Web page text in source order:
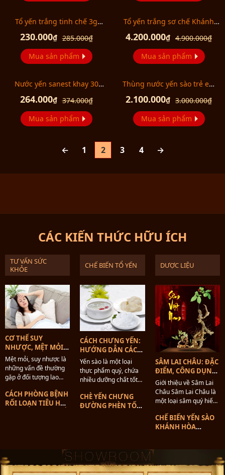
Tổ yến trắng tinh chế 3g
285.000₫
230.000₫
Mua sản phẩm
Tổ yến trắng sơ chế Khánh
4.900.000₫
4.200.000₫
Mua sản phẩm
Nước yến sanest khay 30
374.000₫
264.000₫
Mua sản phẩm
Thùng nước yến sào trẻ em
3.000.000₫
2.100.000₫
Mua sản phẩm
← 1 2 3 4 →
CÁC KIẾN THỨC HỮU ÍCH
TƯ VẤN SỨC
KHỎE
CƠ THỂ SUY
NHƯỢC, MỆT MỎI
NÊN ĂN GÌ PHỤC
HỒI NHANH
CHÓNG
Mệt mỏi, suy nhược là
những vấn đề thường
gặp ở đối tượng lao
mức, một số khác do
bệnh lý và tác nhân
CÁCH PHÒNG BỆNH
RỐI LOẠN TIÊU HÓA
CHẾ BIẾN TỔ YẾN
CÁCH CHƯNG YẾN:
HƯỚNG DẪN CÁCH
CHƯNG KHÔNG BỊ
MẤT CHẤT
Yến sào là một loại
thực phẩm quý, chứa
nhiều dưỡng chất tốt
nhiên, cách chế biến
yến cũng rất quan
CHÈ YẾN CHƯNG
ĐƯỜNG PHÈN TỐT
DƯỢC LIỆU
SÂM LAI CHÂU: ĐẶC
ĐIỂM, CÔNG DỤNG,
ĐỊA CHỈ MUA
Giới thiệu về Sâm Lai
Châu Sâm Lai Châu là
một loại sâm quý hiếm
Lai Châu, Việt Nam.
Đây là loại sâm mang
CHẾ BIẾN YẾN SÀO
KHÁNH HÒA